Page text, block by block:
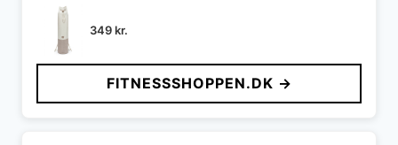
349kr.
FITNESSSHOPPEN.DK →